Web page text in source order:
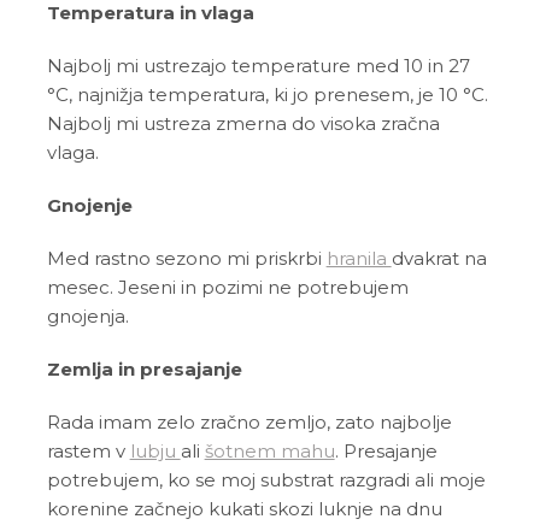
Temperatura in vlaga
Najbolj mi ustrezajo temperature med 10 in 27
°C, najnižja temperatura, ki jo prenesem, je 10 °C.
Najbolj mi ustreza zmerna do visoka zračna
vlaga.
Gnojenje
Med rastno sezono mi priskrbi hranila dvakrat na
mesec. Jeseni in pozimi ne potrebujem
gnojenja.
Zemlja in presajanje
Rada imam zelo zračno zemljo, zato najbolje
rastem v lubju ali šotnem mahu. Presajanje
potrebujem, ko se moj substrat razgradi ali moje
korenine začnejo kukati skozi luknje na dnu